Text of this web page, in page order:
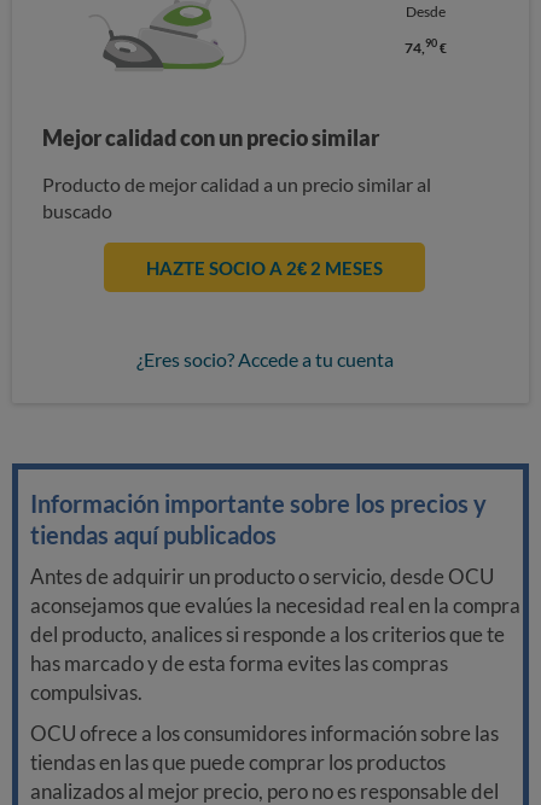
Desde
74, 90€
Mejor calidad con un precio similar
Producto de mejor calidad a un precio similar al
buscado
HAZTE SOCIO A 2€ 2 MESES
¿Eres socio? Accede a tu cuenta
Información importante sobre los precios y
tiendas aquí publicados
Antes de adquirir un producto o servicio, desde OCU
aconsejamos que evalúes la necesidad real en la compra
del producto, analices si responde a los criterios que te
has marcado y de esta forma evites las compras
compulsivas.
OCU ofrece a los consumidores información sobre las
tiendas en las que puede comprar los productos
analizados al mejor precio, pero no es responsable del